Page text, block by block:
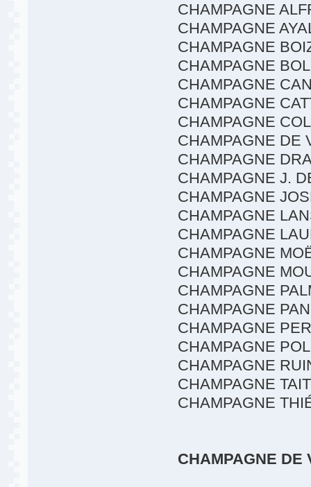
CHAMPAGNE
CHAMPAGNE
CHAMPAGNE
CHAMPAGNE
CHAMPAGNE
CHAMPAGNE
CHAMPAGNE
CHAMPAGNE DE
CHAMPAGNE
CHAMPAGNE J.
CHAMPAGNE
CHAMPAGNE
CHAMPAGNE
CHAMPAGNE
CHAMPAGNE
CHAMPAGNE
CHAMPAGNE
CHAMPAGNE
CHAMPAGNE
CHAMPAGNE
CHAMPAGNE
CHAMPAGNE
CHAMPAGNE DE